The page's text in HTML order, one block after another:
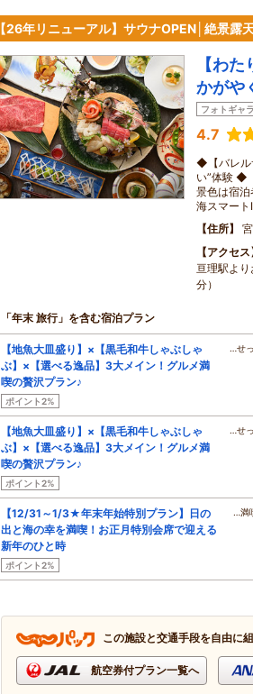
【26年リニューアル】サウナOPEN│絶景露
【わ
かがや
フォトギャ
4.7
◆【バレル
い”体験 ◆
景色は宿
海スマー
住所
アクセス
亘理駅よ
分）
「年末 旅行」を含む宿泊プラン
【地魚大皿盛り】×【黒毛和牛しゃぶしゃ
ぶ】×【選べる逸品】3大メイン！グルメ満
喫の贅沢プラン♪
ポイント2%
…せ
【地魚大皿盛り】×【黒毛和牛しゃぶしゃ
ぶ】×【選べる逸品】3大メイン！グルメ満
喫の贅沢プラン♪
ポイント2%
…せ
【12/31～1/3★年末年始特別プラン】日の
出と海の幸を満喫！お正月特別会席で迎える
新年のひと時
ポイント2%
…満
この施設と交通手段を自由に
航空券付プラン一覧へ